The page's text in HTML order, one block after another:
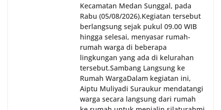
Kecamatan Medan Sunggal, pada
Rabu (05/08/2026).‎‎Kegiatan tersebut
berlangsung sejak pukul 09.00 WIB
hingga selesai, menyasar rumah-
rumah warga di beberapa
lingkungan yang ada di kelurahan
tersebut.‎Sambang Langsung ke
Rumah Warga‎Dalam kegiatan ini,
Aiptu Muliyadi Suraukur mendatangi
warga secara langsung dari rumah